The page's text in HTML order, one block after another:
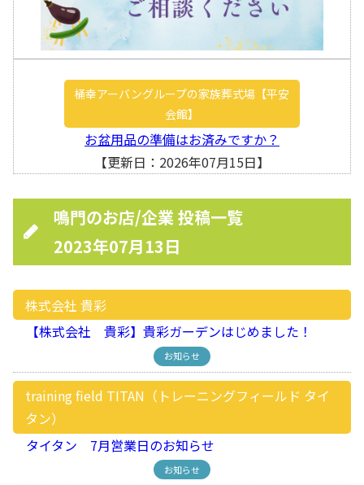
桶幸アーバングループの家族葬式場【平安
会館】
お盆用品の準備はお済みですか？
【更新日：2026年07月15日】
鳴門のお店/企業 投稿一覧
2023年07月13日
株式会社 貴彩
【株式会社 貴彩】貴彩ガーデンはじめました！
お知らせ
training field TITAN（トレーニングフィールド タイ
タン）
タイタン 7月営業日のお知らせ
お知らせ